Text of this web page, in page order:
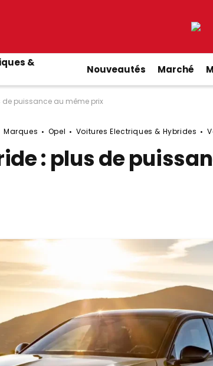
&
Nouveautés Marché
de puissance au même prix
Marques Opel Voitures Electriques & Hybrides
: plus de